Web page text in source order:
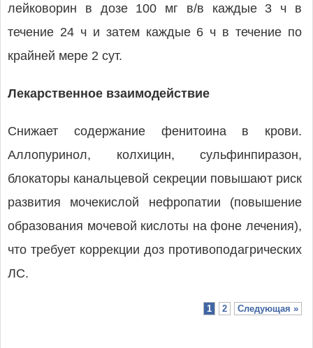
лейковорин в дозе 100 мг в/в каждые 3 ч в
течение 24 ч и затем каждые 6 ч в течение по
крайней мере 2 сут.
Лекарственное взаимодействие
Снижает содержание фенитоина в крови.
Аллопуринол, колхицин, сульфинпиразон,
блокаторы канальцевой секреции повышают риск
развития мочекислой нефропатии (повышение
образования мочевой кислоты на фоне лечения),
что требует коррекции доз противоподагрических
ЛС.
1 2 Следующая »